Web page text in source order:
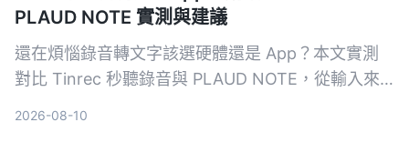
PLAUD NOTE 實測與建議
還在煩惱錄音轉文字該選硬體還是 App？本文實測
對比 Tinrec 秒聽錄音與 PLAUD NOTE，從輸入來
2026-08-10